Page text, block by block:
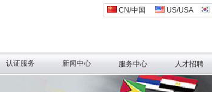
CN/中国 US/USA
认证服务 新闻中心 服务中心 人才招聘